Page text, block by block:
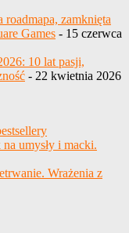
zamknięta
Games - 15 czerwca
10 lat pasji,
- 22 kwietnia 2026
umysły i macki.
Wrażenia z